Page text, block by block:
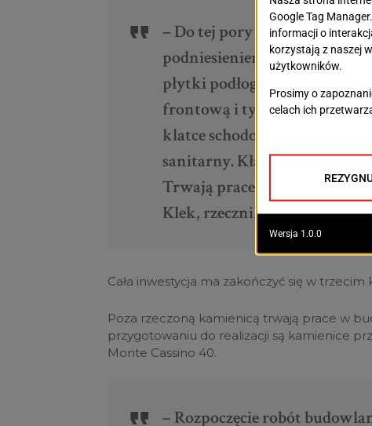
– Do tej pory wykonano
podniesieniem dachu, szyb
płytki podłogowe i ścienne
frontową i tylną. Obecnie
klatce schodowej.
sanitarny. Kładzione są
Trwają prace związane z
Klek, rzecznik prasowy
Cała inwestycja ma zakończyć się w
Poza rzeczoną kamienicą trwają prace w
przygotowaniu do realizacji są kamienice
Monte Cassino 40.
– Rozpoczęcie robót